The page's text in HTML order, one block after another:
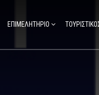
ΕΠΙΜΕΛΗΤΗΡΙΟ